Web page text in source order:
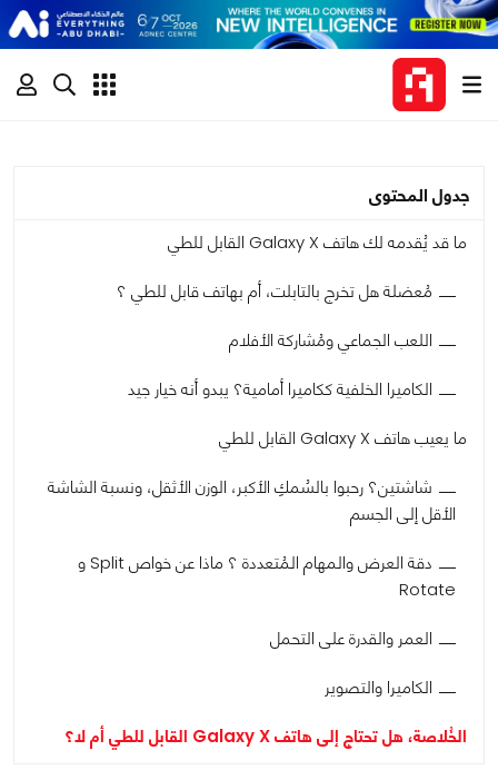
جدول المحتوى
ما قد يُقدمه لك هاتف Galaxy X القابل للطي
مُعضلة هل تخرج بالتابلت، أم بهاتف قابل للطي ؟
اللعب الجماعي ومُشاركة الأفلام
الكاميرا الخلفية ككاميرا أمامية؟ يبدو أنه خيار جيد
ما يعيب هاتف Galaxy X القابل للطي
شاشتين؟ رحبوا بالسُمكِ الأكبر، الوزن الأثقل، ونسبة الشاشة
الأقل إلى الجسم
دقة العرض والمهام المُتعددة ؟ ماذا عن خواص Split و
Rotate
العمر والقدرة على التحمل
الكاميرا والتصوير
الخُلاصة، هل تحتاج إلى هاتف Galaxy X القابل للطي أم لا؟